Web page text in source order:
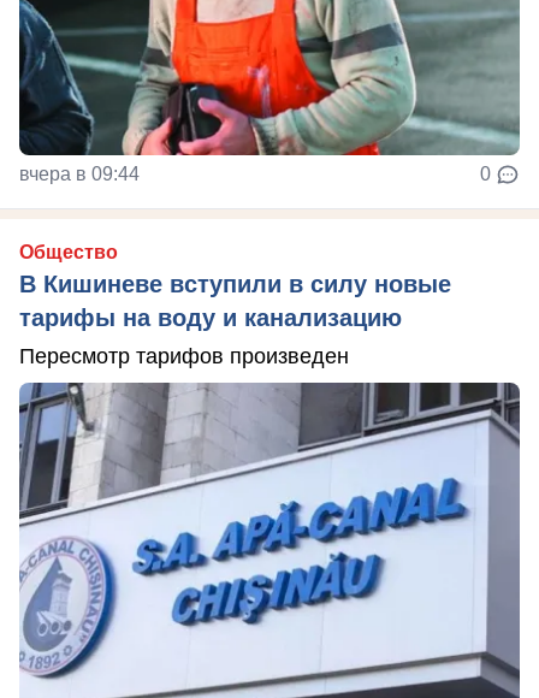
вчера в 09:44 0
Общество
В Кишиневе вступили в силу новые
тарифы на воду и канализацию
Пересмотр тарифов произведен